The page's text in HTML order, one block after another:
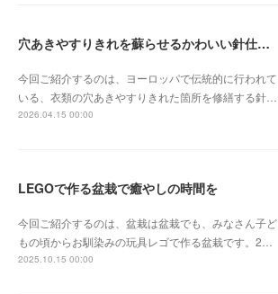
穴あきやすりきれを蘇らせるかわいい針仕事「ダーニング」
今回ご紹介するのは、ヨーロッパで伝統的に行われて
いる、衣類の穴あきやすりきれた箇所を修繕する針…
2026.04.15 00:00
LEGOで作る盆栽で癒やしの時間を
今回ご紹介するのは、盆栽は盆栽でも、みなさん子ど
もの頃からお馴染みの玩具レゴで作る盆栽です。2…
2025.10.15 00:00